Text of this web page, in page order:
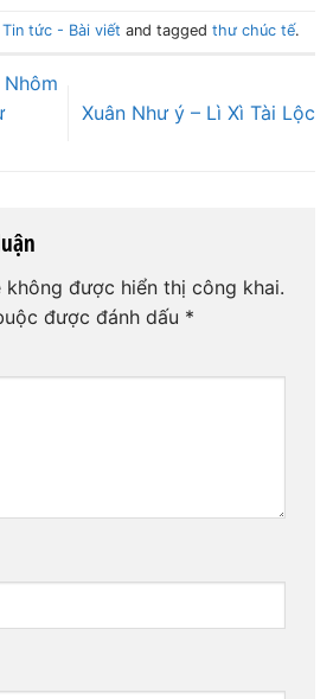
Tin tức - Bài viết and tagged thư chúc tế.
Xuân Như ý – Lì Xì Tài Lộc
không được hiển thị công khai.
được đánh dấu *